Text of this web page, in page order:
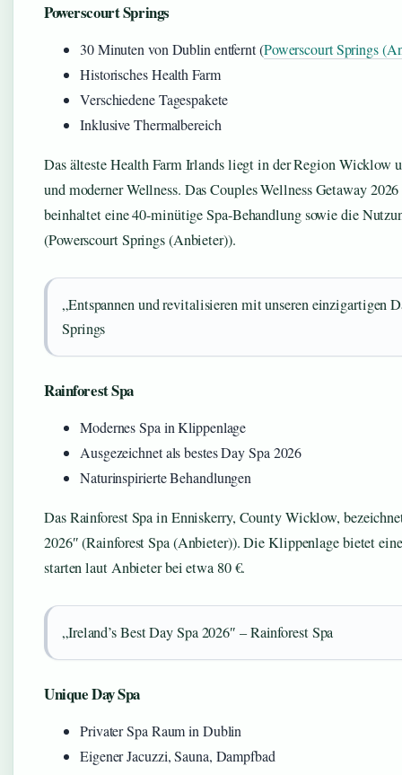
Powerscourt Springs
30 Minuten von Dublin entfernt (Powerscourt Springs
Historisches Health Farm
Verschiedene Tagespakete
Inklusive Thermalbereich
Das älteste Health Farm Irlands liegt in der Region Wicklow
und moderner Wellness. Das Couples Wellness Getaway
beinhaltet eine 40-minütige Spa-Behandlung sowie die
(Powerscourt Springs (Anbieter)).
„Entspannen und revitalisieren mit unseren einzigartigen
Springs
Rainforest Spa
Modernes Spa in Klippenlage
Ausgezeichnet als bestes Day Spa 2026
Naturinspirierte Behandlungen
Das Rainforest Spa in Enniskerry, County Wicklow,
2026″ (Rainforest Spa (Anbieter)). Die Klippenlage bietet
starten laut Anbieter bei etwa 80 €.
„Ireland’s Best Day Spa 2026″ – Rainforest Spa
Unique Day Spa
Privater Spa Raum in Dublin
Eigener Jacuzzi, Sauna, Dampfbad